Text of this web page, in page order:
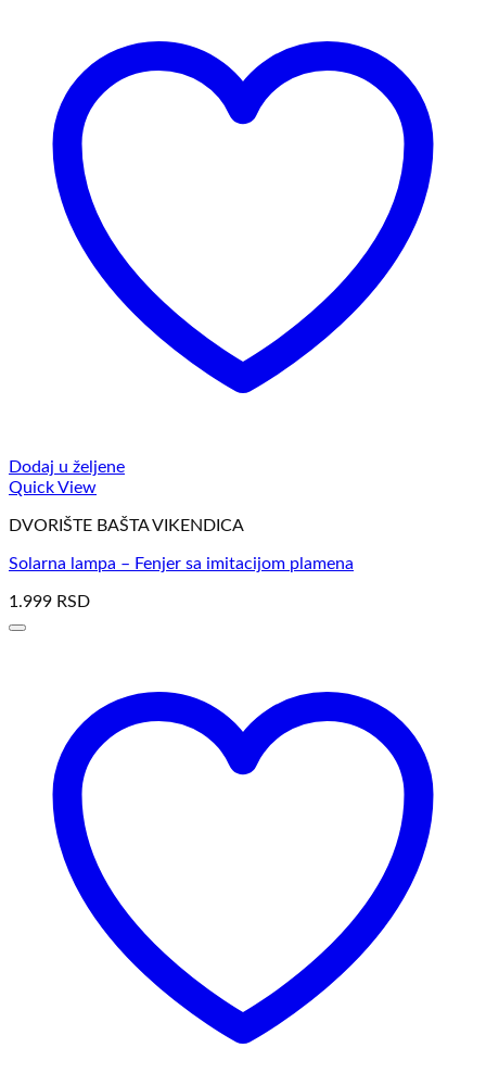
Dodaj u željene
Quick View
DVORIŠTE BAŠTA VIKENDICA
Solarna lampa – Fenjer sa imitacijom plamena
1.999 RSD